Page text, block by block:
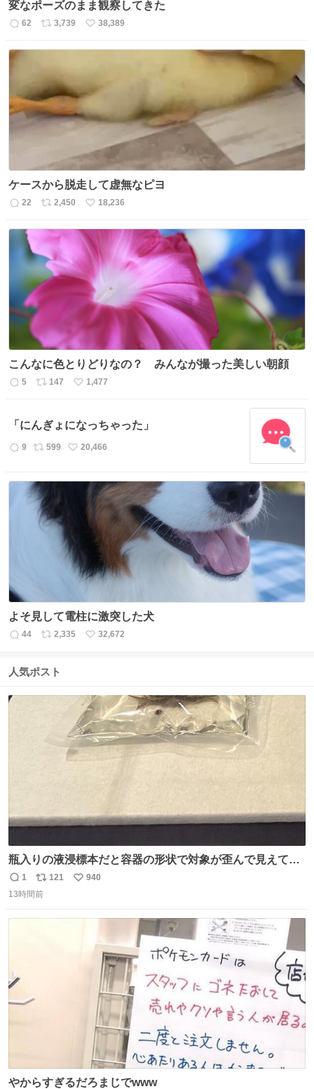
変なポーズのまま観察してきた
返
数
62
リ
数
3,739
い
38,389
ケースから脱走して虚無なピヨ
返
22
リ
ト
数
2,450
い
ね
数
18,236
こんなに色とりどりなの？ みんなが撮った美しい朝顔
返
数
5
リ
ス
ト
数
147
い
ね
数
1,477
「にんぎょになっちゃった」
返
数
9
リ
ス
ト
数
599
い
ね
20,466
よそ見して電柱に激突した犬
返
数
44
リ
ス
数
2,335
い
32,672
人気ポスト
瓶入りの液浸標本だと容器の形状で対象が歪んで見えてし
まうことから、なるべく歪みがない状態で観察しやすいよ
うにこのような形で保存していると前に科博の先生から教
返
信
1
リ
ポ
121
い
940
13時間前
やからすぎるだろまじでwww